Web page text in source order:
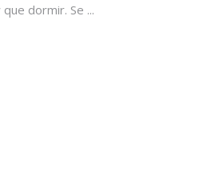
dormir. Se